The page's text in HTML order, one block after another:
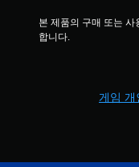
본 제품의 구매 또는
합니다.
게임 개